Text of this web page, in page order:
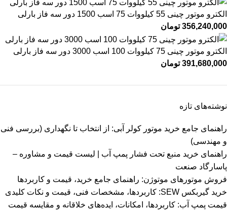
الکترو موتور چینی 55 کیلووات 75 اسب 1500 دور سه فاز بارلی
356,240,000 تومان
الکترو موتور چینی 75 کیلووات 100 اسب 3000 دور سه فاز بارلی
391,680,000 تومان
نوشته‌های تازه
راهنمای جامع خرید موتور کولر آبی: از انتخاب تا نگهداری (بررسی فنی
و مهندسی)
راهنمای خرید منبع تحت فشار پمپ آب | لیست قیمت و مشاوره –
پاسارگاد صنعت
فروش موتورهای موتوژن: راهنمای جامع خرید، قیمت و کاربردها
خرید گیربکس SEW: کاربردها، مشخصات فنی، قیمت و نکات کلیدی
قیمت پمپ آب: کاربردها، امکانات، ایده‌های خلاقانه و مقایسه قیمت